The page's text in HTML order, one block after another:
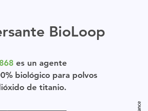
BioLoop
es un agente
biológico para polvos
de titanio.